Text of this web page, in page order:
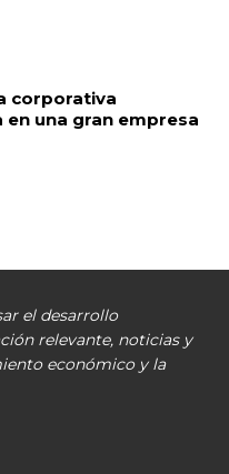
corporativa
una gran empresa
el desarrollo
relevante, noticias y
económico y la